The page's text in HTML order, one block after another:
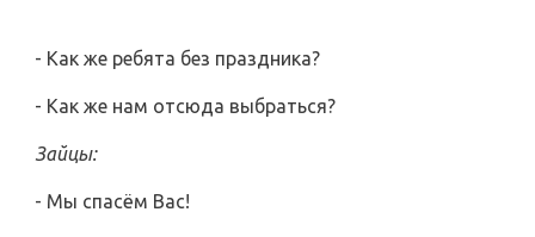
- Как же ребята без праздника?
- Как же нам отсюда выбраться?
Зайцы:
- Мы спасём Вас!